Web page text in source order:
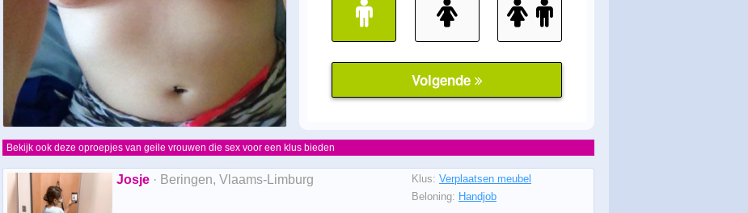
Bekijk ook deze oproepjes van geile vrouwen die sex voor een klus bieden
Josje · Beringen, Vlaams-Limburg Klus: Verplaatsen meubel
Beloning: Handjob